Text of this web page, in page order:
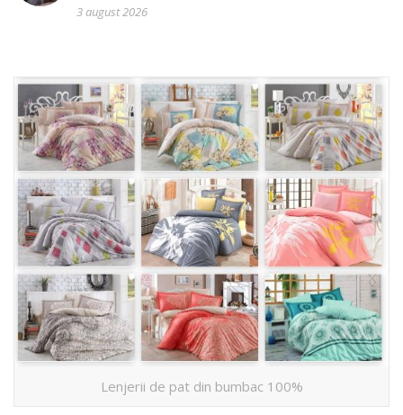
3 august 2026
Lenjerii de pat din bumbac 100%